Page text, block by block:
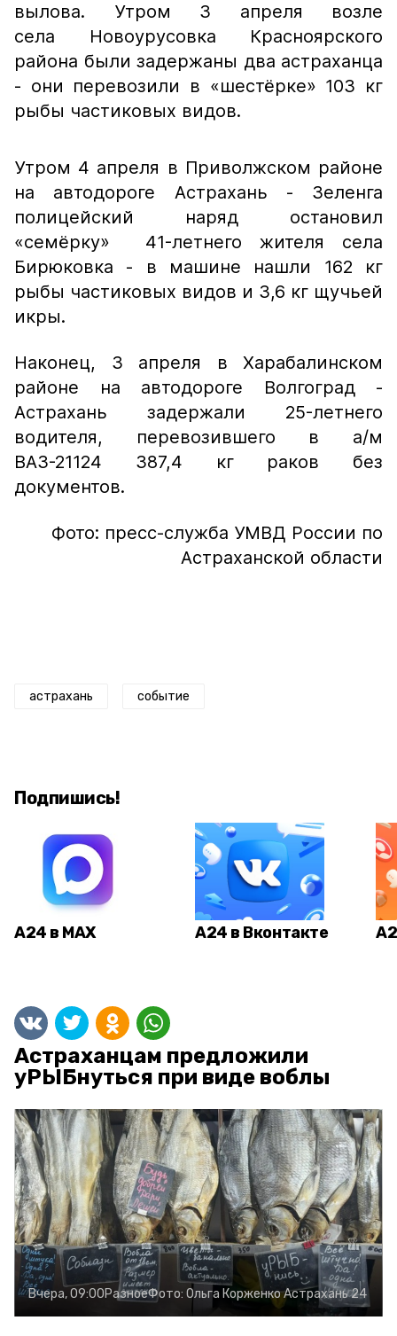
вылова. Утром 3 апреля возле
села Новоурусовка Красноярского
района были задержаны два астраханца
- они перевозили в «шестёрке» 103 кг
рыбы частиковых видов.
Утром 4 апреля в Приволжском районе
на автодороге Астрахань - Зеленга
полицейский наряд остановил
«семёрку» 41-летнего жителя села
Бирюковка - в машине нашли 162 кг
рыбы частиковых видов и 3,6 кг щучьей
икры.
Наконец, 3 апреля в Харабалинском
районе на автодороге Волгоград -
Астрахань задержали 25-летнего
водителя, перевозившего в а/м
ВАЗ-21124 387,4 кг раков без
документов.
Фото: пресс-служба УМВД России по
Астраханской области
астрахань событие
Подпишись!
А24 в MAX А24 в Вконтакте
Астраханцам предложили
уРЫБнуться при виде воблы
Вчера, 09:00РазноеФото: Ольга КорженкоАстрахань 24